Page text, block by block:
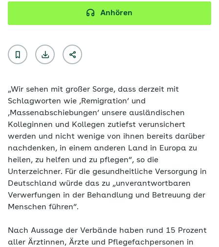
Anhören
„Wir sehen mit großer Sorge, dass derzeit mit
Schlagworten wie ‚Remigration‘ und
‚Massenabschiebungen‘ unsere ausländischen
Kolleginnen und Kollegen zutiefst verunsichert
werden und nicht wenige von ihnen bereits darüber
nachdenken, in einem anderen Land in Europa zu
heilen, zu helfen und zu pflegen“, so die
Unterzeichner. Für die gesundheitliche Versorgung in
Deutschland würde das zu „unverantwortbaren
Verwerfungen in der Behandlung und Betreuung der
Menschen führen“.
Nach Aussage der Verbände haben rund 15 Prozent
aller Ärztinnen, Ärzte und Pflegefachpersonen in